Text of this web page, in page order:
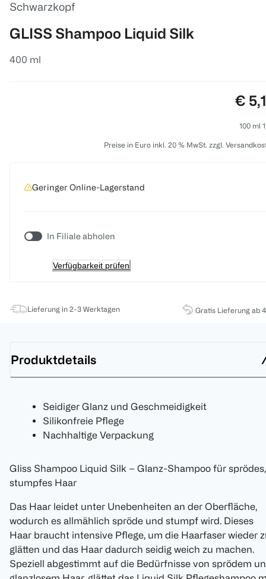
Schwarzkopf
GLISS Shampoo Liquid Silk
400 ml
€
100 ml
Preise in Euro inkl. 20 % MwSt. zzgl.
Geringer Online-Lagerstand
In Filiale abholen
Verfügbarkeit prüfen
Lieferung in 2-3 Werktagen Gratis Lieferung ab
Produktdetails
Seidiger Glanz und Geschmeidigkeit
Silikonfreie Pflege
Nachhaltige Verpackung
Gliss Shampoo Liquid Silk – Glanz-Shampoo für sprödes,
stumpfes Haar
Das Haar leidet unter Unebenheiten an der Oberfläche,
wodurch es allmählich spröde und stumpf wird. Dieses
Haar braucht intensive Pflege, um die Haarfaser wieder
glätten und das Haar dadurch seidig weich zu machen.
Speziell abgestimmt auf die Bedürfnisse von sprödem